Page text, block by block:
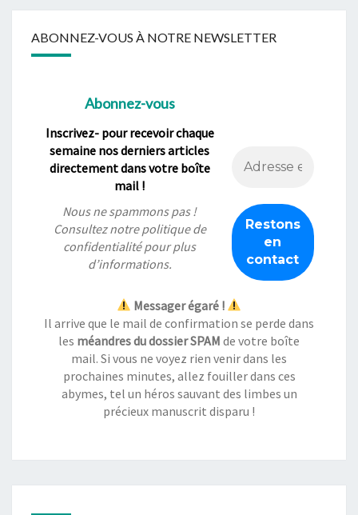
ABONNEZ-VOUS À NOTRE NEWSLETTER
Abonnez-vous
Inscrivez- pour recevoir chaque
semaine nos derniers articles
directement dans votre boîte
mail !
Nous ne spammons pas !
Consultez notrepolitique de
confidentialitépour plus
d’informations.
Messager égaré !
Il arrive que le mail de confirmation se perde dans
les méandres du dossier SPAM de votre boîte
mail. Si vous ne voyez rien venir dans les
prochaines minutes, allez fouiller dans ces
abymes, tel un héros sauvant des limbes un
précieux manuscrit disparu !